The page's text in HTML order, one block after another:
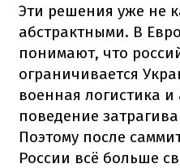
Эти решения уже не
абстрактными. В
понимают, что
ограничивается
военная логистика и
поведение
Поэтому после
России всё больше